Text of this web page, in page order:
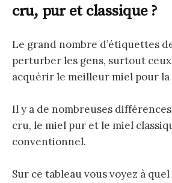
cru, pur et classique ?
Le grand nombre d’étiquettes
perturber les gens, surtout
acquérir le meilleur miel pour la
Il y a de nombreuses
cru, le miel pur et le miel
conventionnel.
Sur ce tableau vous voyez à